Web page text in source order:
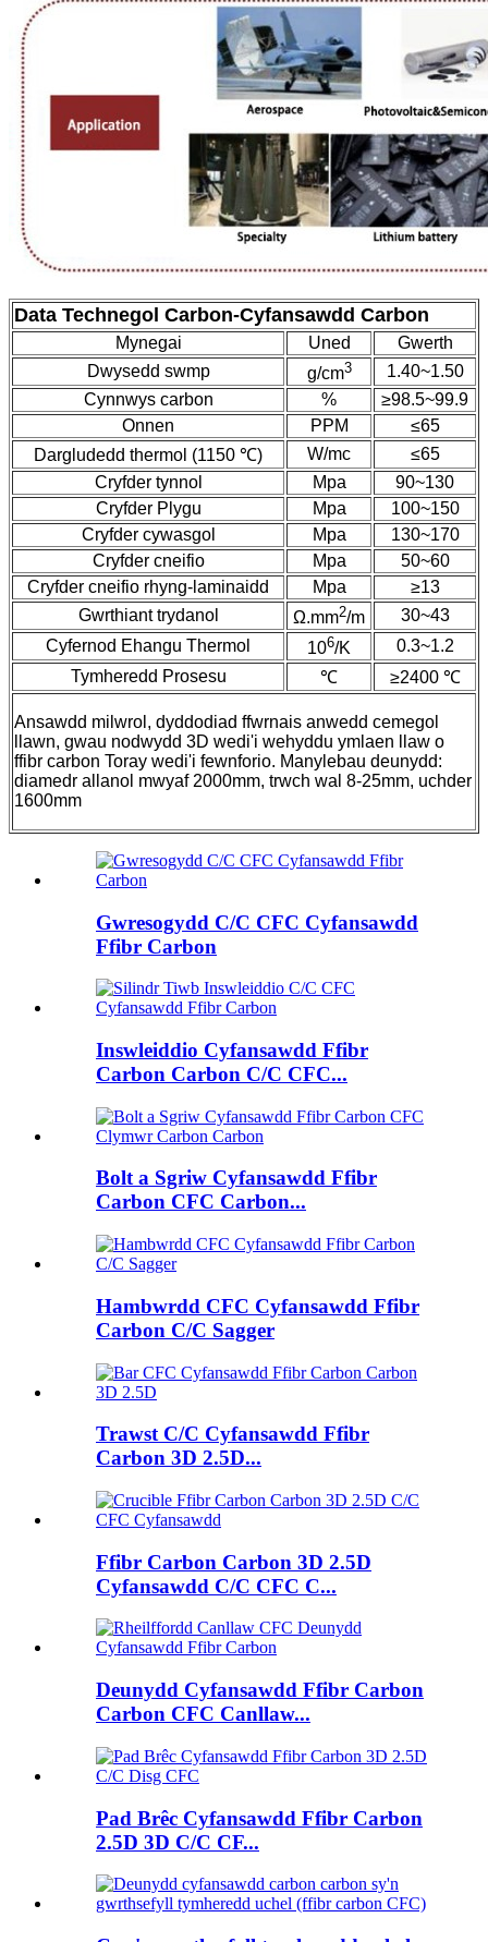
Data Technegol Carbon-Cyfansawdd Carbon
Mynegai Uned
Gwerth
Dwysedd swmp
g/cm3
1.40~1.50
Cynnwys carbon
%
≥98.5~99.9
Onnen
PPM
≤65
Dargludedd thermol (1150 ℃)
W/mc
≤65
Cryfder tynnol
Mpa
90~130
Cryfder Plygu
Mpa
100~150
Cryfder cywasgol
Mpa
130~170
Cryfder cneifio
Mpa
50~60
Cryfder cneifio rhyng-laminaidd
Mpa
≥13
Gwrthiant trydanol
Ω.mm2/m
30~43
Cyfernod Ehangu Thermol
106/K
0.3~1.2
Tymheredd Prosesu
℃ ≥2400 ℃
Ansawdd milwrol, dyddodiad ffwrnais anwedd cemegol
llawn, gwau nodwydd 3D wedi'i wehyddu ymlaen llaw o
ffibr carbon Toray wedi'i fewnforio. Manylebau deunydd:
diamedr allanol mwyaf 2000mm, trwch wal 8-25mm, uchder
1600mm
Gwresogydd C/C CFC Cyfansawdd
Ffibr Carbon
Inswleiddio Cyfansawdd Ffibr
Carbon Carbon C/C CFC...
Bolt a Sgriw Cyfansawdd Ffibr
Carbon CFC Carbon...
Hambwrdd CFC Cyfansawdd Ffibr
Carbon C/C Sagger
Trawst C/C Cyfansawdd Ffibr
Carbon 3D 2.5D...
Ffibr Carbon Carbon 3D 2.5D
Cyfansawdd C/C CFC C...
Deunydd Cyfansawdd Ffibr Carbon
Carbon CFC Canllaw...
Pad Brêc Cyfansawdd Ffibr Carbon
2.5D 3D C/C CF...